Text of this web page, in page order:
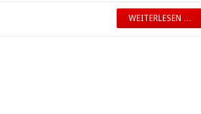
WEITERLESEN …